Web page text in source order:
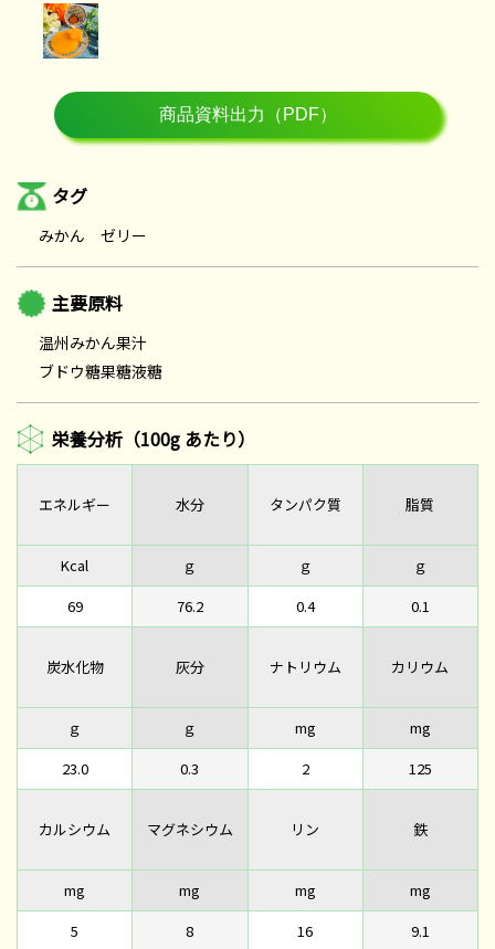
タグ
みかん ゼリー
主要原料
温州みかん果汁
ブドウ糖果糖液糖
栄養分析（100g あたり）
エネルギー
Kcal
69
水分
ｇ
76.2
タンパク質
ｇ
0.4
脂質
ｇ
0.1
炭水化物
ｇ
23.0
灰分
ｇ
0.3
ナトリウム
mg
2
カリウム
mg
125
カルシウム
mg
5
マグネシウム
mg
8
リン
mg
16
鉄
mg
9.1